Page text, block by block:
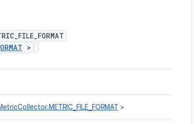
>
>